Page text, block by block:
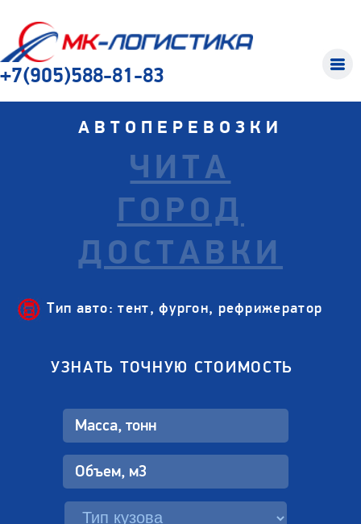
+7(905)588-81-83
АВТОПЕРЕВОЗКИ
ЧИТА
ГОРОД
ДОСТАВКИ
Тип авто: тент, фургон, рефрижератор
УЗНАТЬ ТОЧНУЮ СТОИМОСТЬ